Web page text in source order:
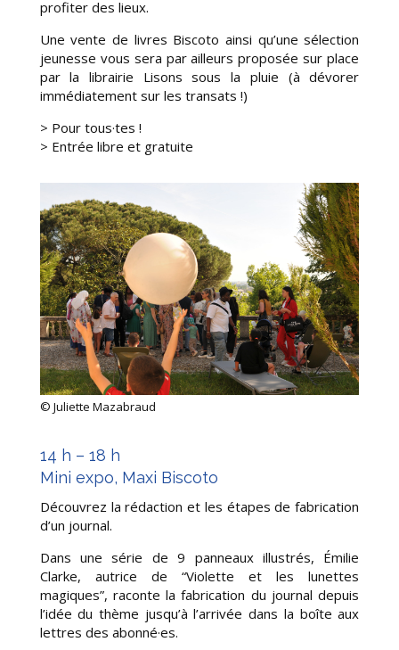
profiter des lieux.
Une vente de livres Biscoto ainsi qu’une sélection
jeunesse vous sera par ailleurs proposée sur place
par la librairie Lisons sous la pluie (à dévorer
immédiatement sur les transats !)
> Pour tous·tes !
> Entrée libre et gratuite
© Juliette Mazabraud
14 h – 18 h
Mini expo, Maxi Biscoto
Découvrez la rédaction et les étapes de fabrication
d’un journal.
Dans une série de 9 panneaux illustrés, Émilie
Clarke, autrice de “Violette et les lunettes
magiques”, raconte la fabrication du journal depuis
l’idée du thème jusqu’à l’arrivée dans la boîte aux
lettres des abonné·es.